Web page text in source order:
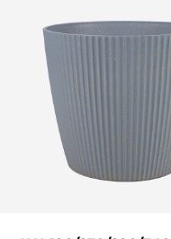
المواد والمتانة
الألياف الحجرية خفيفة
والتعرض للأشعة
للإزالة لمنع الإفراط
توفر المواد الأثقل مثل